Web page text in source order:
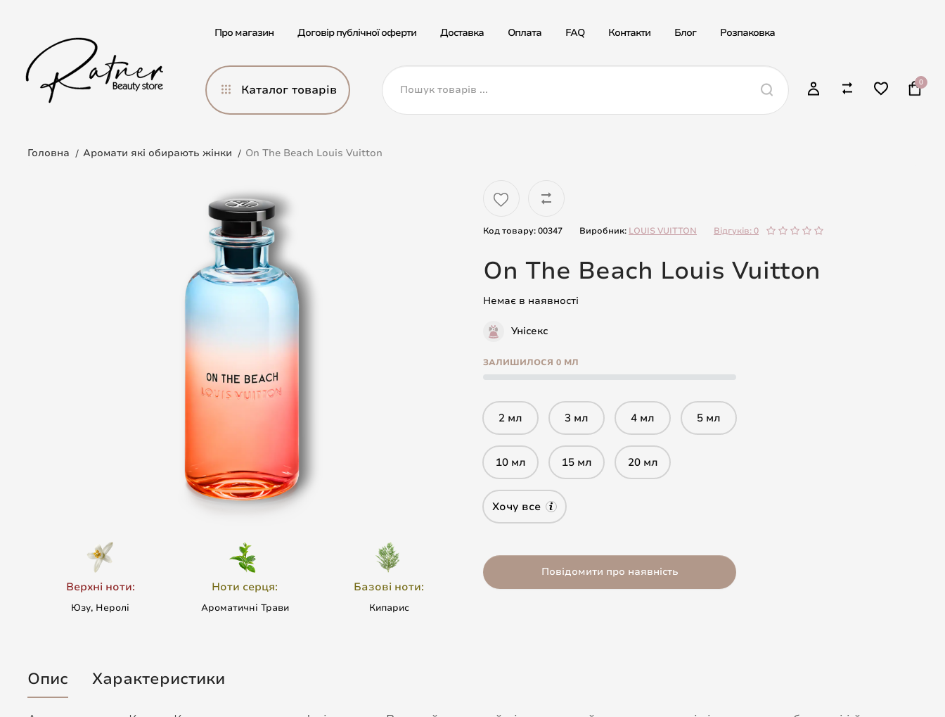
Про магазин Договір публічної оферти Доставка Оплата FAQ Контакти Блог Розпаковка
Каталог товарів 0
Головна Аромати які обирають жінки On The Beach Louis Vuitton
Верхні ноти:
Юзу, Неролі
Ноти серця:
Ароматичні Трави
Базові ноти:
Кипарис
Код товару: 00347 Виробник: LOUIS VUITTON Відгуків: 0
On The Beach Louis Vuitton
Немає в наявності
Унісекс
ЗАЛИШИЛОСЯ 0 МЛ
2 мл 3 мл 4 мл 5 мл
10 мл 15 мл 20 мл
Хочу все
Повідомити про наявність
Опис Характеристики